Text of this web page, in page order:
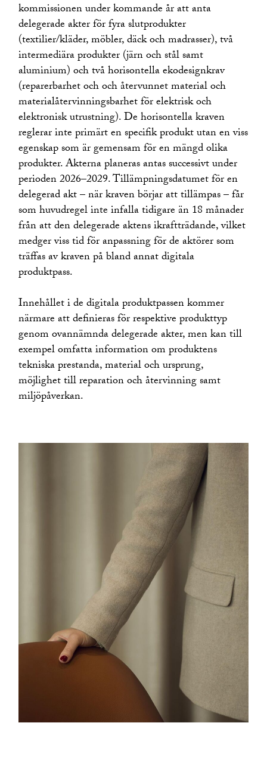
kommissionen under kommande år att anta
delegerade akter för fyra slutprodukter
(textilier/kläder, möbler, däck och madrasser), två
intermediära produkter (järn och stål samt
aluminium) och två horisontella ekodesignkrav
(reparerbarhet och och återvunnet material och
materialåtervinningsbarhet för elektrisk och
elektronisk utrustning). De horisontella kraven
reglerar inte primärt en specifik produkt utan en viss
egenskap som är gemensam för en mängd olika
produkter. Akterna planeras antas successivt under
perioden 2026–2029. Tillämpningsdatumet för en
delegerad akt – när kraven börjar att tillämpas – får
som huvudregel inte infalla tidigare än 18 månader
från att den delegerade aktens ikraftträdande, vilket
medger viss tid för anpassning för de aktörer som
träffas av kraven på bland annat digitala
produktpass.
Innehållet i de digitala produktpassen kommer
närmare att definieras för respektive produkttyp
genom ovannämnda delegerade akter, men kan till
exempel omfatta information om produktens
tekniska prestanda, material och ursprung,
möjlighet till reparation och återvinning samt
miljöpåverkan.